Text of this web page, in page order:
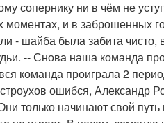
сопернику ни в чём не
и в заброшенных
- шайба была забита чисто,
-- Снова наша команда
команда проиграла 2
ошибся, Александр
только начинают свой